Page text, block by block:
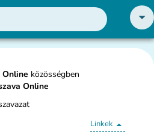
Online közösségben
Online
Linkek